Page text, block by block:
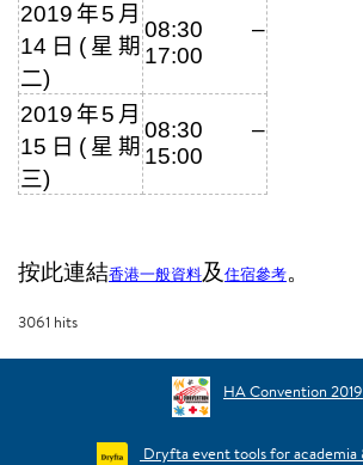
2019年5 月
14 日 ( 星期
二)
08:30 –
17:00
2019年5 月
15 日 ( 星期
三)
08:30 –
15:00
按此連結香港一般資料及 住宿參考。
3061 hits
HA Convention 2019
Dryfta event tools for